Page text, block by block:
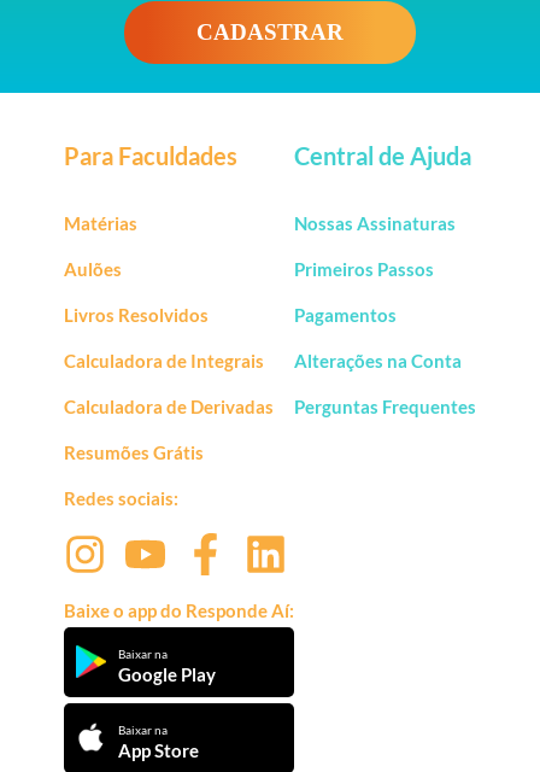
CADASTRAR
Para Faculdades
Matérias
Aulões
Livros Resolvidos
Calculadora de Integrais
Calculadora de Derivadas
Resumões Grátis
Redes sociais:
Baixe o app do Responde Aí:
Baixar na
Google Play
Baixar na
App Store
Central de Ajuda
Nossas Assinaturas
Primeiros Passos
Pagamentos
Alterações na Conta
Perguntas Frequentes